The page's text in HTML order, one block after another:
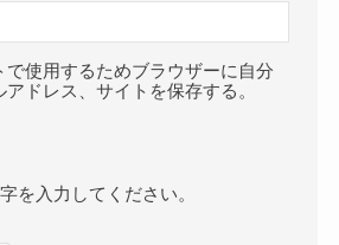
で使用するためブラウザーに自分
ドレス、サイトを保存する。
を入力してください。